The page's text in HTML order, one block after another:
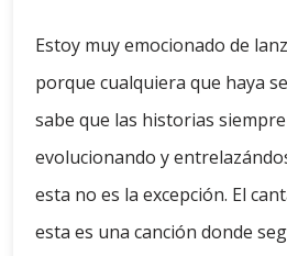
Estoy muy emocionado de
porque cualquiera que haya
sabe que las historias
evolucionando y
esta no es la excepción. El
esta es una canción donde